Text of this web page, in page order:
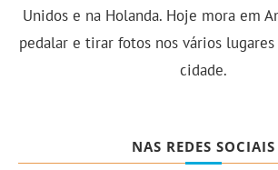
Unidos e na Holanda. Hoje mora em
pedalar e tirar fotos nos vários
cidade.
NAS REDES SOCIAIS